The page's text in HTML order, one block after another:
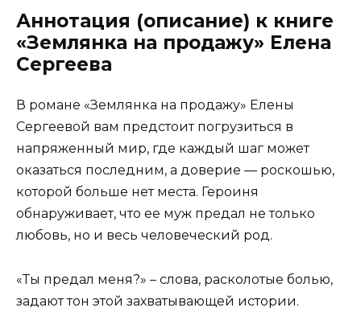
Аннотация (описание) к книге
«Землянка на продажу» Елена
Сергеева
В романе «Землянка на продажу» Елены
Сергеевой вам предстоит погрузиться в
напряженный мир, где каждый шаг может
оказаться последним, а доверие — роскошью,
которой больше нет места. Героиня
обнаруживает, что ее муж предал не только
любовь, но и весь человеческий род.
«Ты предал меня?» – слова, расколотые болью,
задают тон этой захватывающей истории.